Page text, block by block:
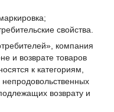
свойства.
компания
и возврате товаров
к категориям,
возврату и